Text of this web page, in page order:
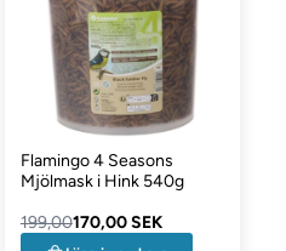
Flamingo 4 Seasons
Mjölmask i Hink 540g
199,00170,00 SEK